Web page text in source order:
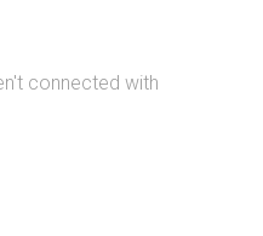
connected with